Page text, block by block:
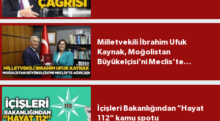
Milletvekili İbrahim Ufuk
Kaynak, Moğolistan
Büyükelçisi’ni Meclis'te
İçişleri Bakanlığından "Hayat
112" kamu spotu
Ulusal
Yaşam